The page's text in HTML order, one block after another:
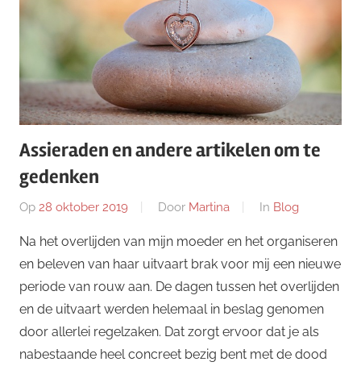
Assieraden en andere artikelen om te
gedenken
Op 28 oktober 2019 Door Martina In Blog
Na het overlijden van mijn moeder en het organiseren
en beleven van haar uitvaart brak voor mij een nieuwe
periode van rouw aan. De dagen tussen het overlijden
en de uitvaart werden helemaal in beslag genomen
door allerlei regelzaken. Dat zorgt ervoor dat je als
nabestaande heel concreet bezig bent met de dood